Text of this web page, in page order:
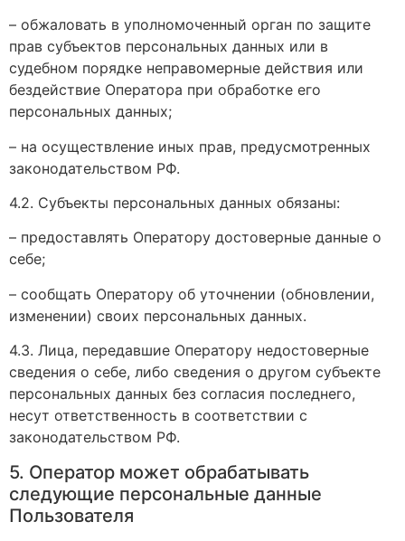
– обжаловать в уполномоченный орган по защите
прав субъектов персональных данных или в
судебном порядке неправомерные действия или
бездействие Оператора при обработке его
персональных данных;
– на осуществление иных прав, предусмотренных
законодательством РФ.
4.2. Субъекты персональных данных обязаны:
– предоставлять Оператору достоверные данные о
себе;
– сообщать Оператору об уточнении (обновлении,
изменении) своих персональных данных.
4.3. Лица, передавшие Оператору недостоверные
сведения о себе, либо сведения о другом субъекте
персональных данных без согласия последнего,
несут ответственность в соответствии с
законодательством РФ.
5. Оператор может обрабатывать
следующие персональные данные
Пользователя